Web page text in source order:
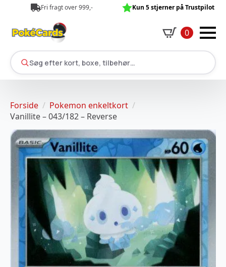
Fri fragt over 999,- Kun 5 stjerner på Trustpilot
0
Søg efter kort, boxe, tilbehør…
Forside
Pokemon enkeltkort
Vanillite – 043/182 – Reverse